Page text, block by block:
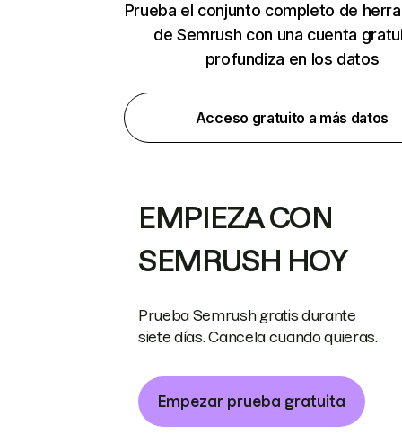
Prueba el conjunto completo de
de Semrush con una cuenta
profundiza en los datos
Acceso gratuito a más datos
EMPIEZA CON
SEMRUSH HOY
Prueba Semrush gratis durante
siete días. Cancela cuando quieras.
Empezar prueba gratuita